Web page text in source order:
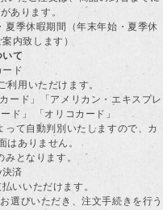
あります。
季休暇期間（年末年始・夏季休
内致します）
て
ド
利用いただけます。
ード」「アメリカン・エキスプレ
ド」 「オリコカード」
て自動判別いたしますので、カ
ありません。
となります。
済
いいただけます。
選びいただき、注文手続きを行う